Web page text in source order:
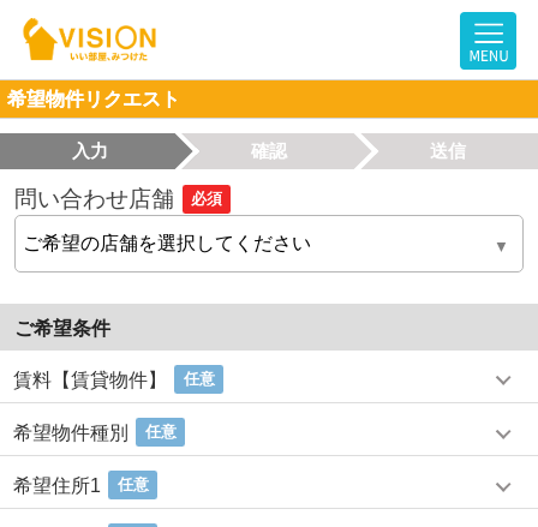
希望物件リクエスト
入力 確認 送信
問い合わせ店舗 必須
ご希望条件
賃料【賃貸物件】 任意
希望物件種別 任意
希望住所1 任意